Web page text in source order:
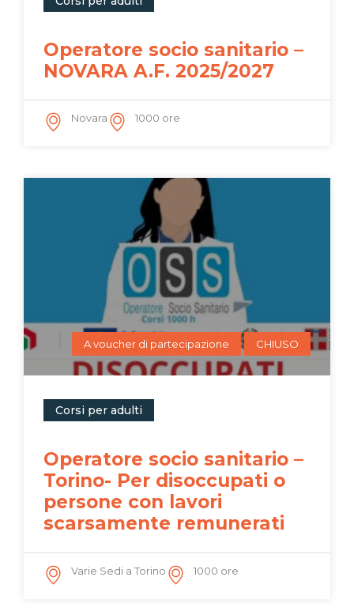
Operatore socio sanitario –
NOVARA A.F. 2025/2027
Novara 1000 ore
A voucher di partecipazione CHIUSO
Corsi per adulti
Operatore socio sanitario –
Torino- Per disoccupati o
persone con lavori
scarsamente remunerati
Varie Sedi a Torino 1000 ore